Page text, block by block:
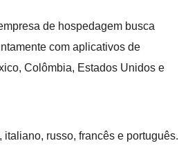
de hospedagem busca
com aplicativos de
Colômbia, Estados Unidos e
russo, francês e português.